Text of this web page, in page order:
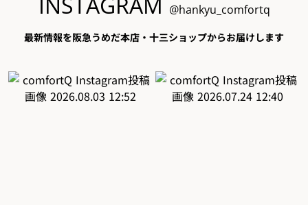
@hankyu_comfortq
最新情報を阪急うめだ本店・十三ショップからお届けします